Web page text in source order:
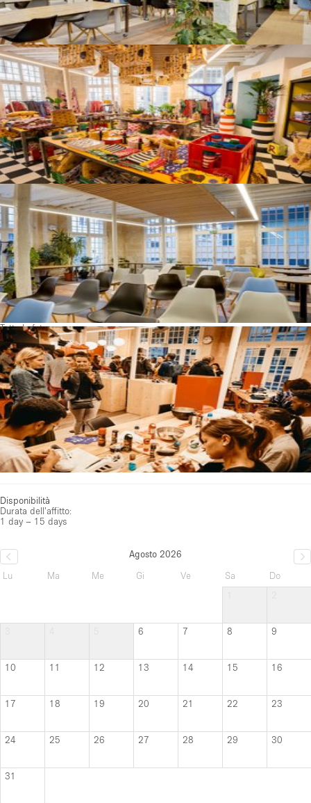
Tutte le foto
Disponibilità
Durata dell'affitto:
1 day – 15 days
Agosto 2026
Lu
Ma Me Gi Ve Sa
Do
6 7 8 9
10 11 12 13 14 15 16
17 18 19 20 21 22 23
24 25 26 27 28 29 30
31